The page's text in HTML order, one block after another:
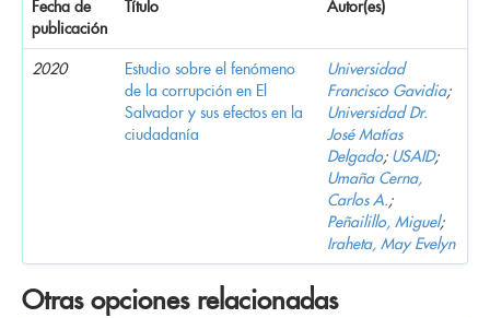
Fecha de
publicación
Título Autor(es)
2020
Estudio sobre el fenómeno
de la corrupción en El
Salvador y sus efectos en la
ciudadanía
Universidad
Francisco Gavidia;
Universidad Dr.
José Matías
Delgado; USAID;
Umaña Cerna,
Carlos A.;
Peñailillo, Miguel;
Iraheta, May Evelyn
Otras opciones relacionadas